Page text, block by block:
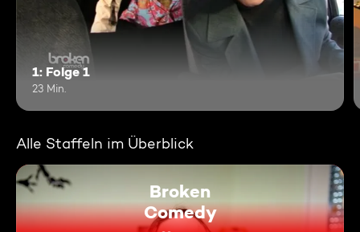
1: Folge 1
23 Min.
Alle Staffeln im Überblick
Broken
Comedy